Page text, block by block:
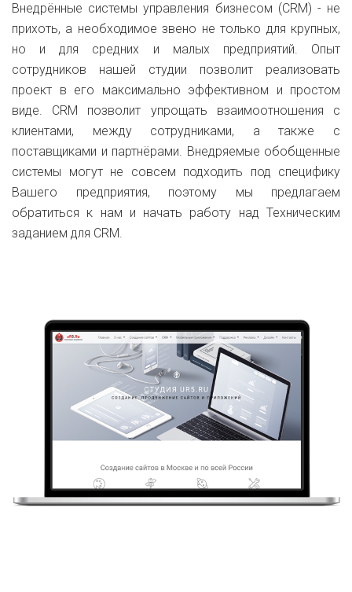
Внедрённые системы управления бизнесом (CRM) - не
прихоть, а необходимое звено не только для крупных,
но и для средних и малых предприятий. Опыт
сотрудников нашей студии позволит реализовать
проект в его максимально эффективном и простом
виде. CRM позволит упрощать взаимоотношения с
клиентами, между сотрудниками, а также с
поставщиками и партнёрами. Внедряемые обобщенные
системы могут не совсем подходить под специфику
Вашего предприятия, поэтому мы предлагаем
обратиться к нам и начать работу над Техническим
заданием для CRM.